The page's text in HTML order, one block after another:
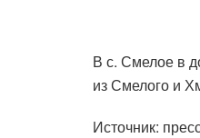
В с. Смелое в
из Смелого и
Источник: